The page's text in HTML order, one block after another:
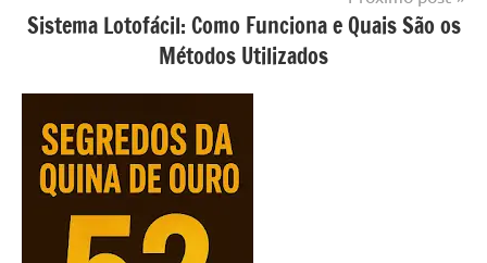
Sistema Lotofácil: Como Funciona e Quais São os
Métodos Utilizados